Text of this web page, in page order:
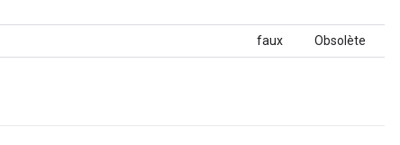
faux Obsolète